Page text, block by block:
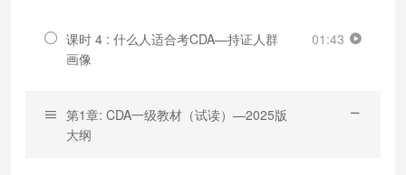
课时 4 : 什么人适合考CDA—持证人群
画像
01:43
第1章: CDA一级教材（试读）—2025版
大纲